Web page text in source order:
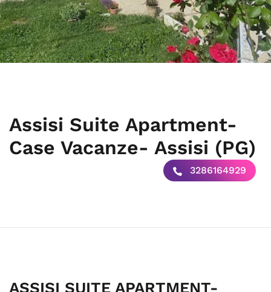
Assisi Suite Apartment-
Case Vacanze- Assisi (PG)
3286164929
ASSISI SUITE APARTMENT-